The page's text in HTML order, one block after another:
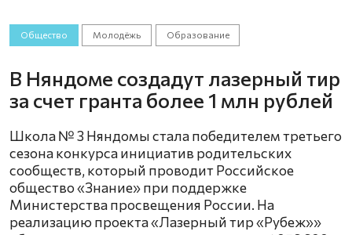
Общество Молодёжь Образование
В Няндоме создадут лазерный тир
за счет гранта более 1 млн рублей
Школа № 3 Няндомы стала победителем третьего
сезона конкурса инициатив родительских
сообществ, который проводит Российское
общество «Знание» при поддержке
Министерства просвещения России. На
реализацию проекта «Лазерный тир «Рубеж»»